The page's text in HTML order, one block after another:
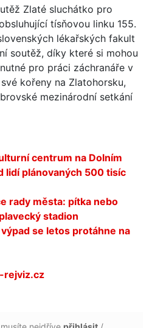
Zlaté sluchátko pro
tísňovou linku 155.
lékařských fakult
soutěž, díky které si mohou
pro práci záchranáře v
kořeny na Zlatohorsku,
mezinárodní setkání
centrum na Dolním
lidí plánovaných 500 tisíc
rady města: pítka nebo
stadion
se letos protáhne na
rejviz.cz